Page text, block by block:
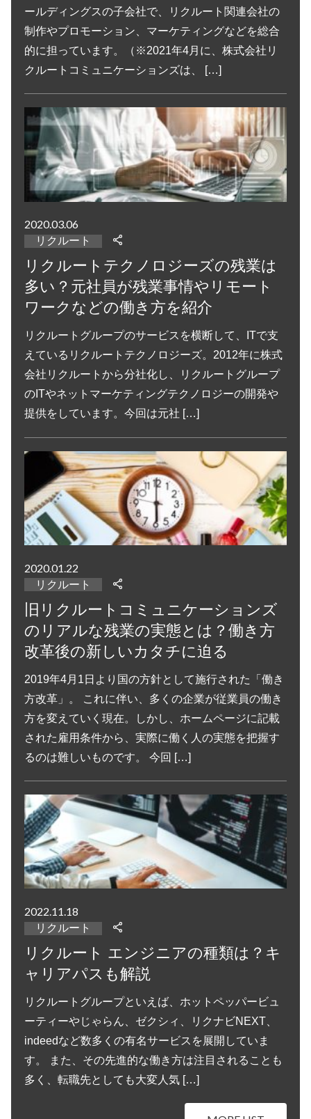
ールディングスの子会社で、リクルート関連会社の
制作やプロモーション、マーケティングなどを総合
的に担っています。（※2021年4月に、株式会社リ
クルートコミュニケーションズは、 […]
2020.03.06
リクルート
リクルートテクノロジーズの残業は
多い？元社員が残業事情やリモート
ワークなどの働き方を紹介
リクルートグループのサービスを横断して、ITで支
えているリクルートテクノロジーズ。2012年に株式
会社リクルートから分社化し、リクルートグループ
のITやネットマーケティングテクノロジーの開発や
提供をしています。今回は元社 […]
2020.01.22
リクルート
旧リクルートコミュニケーションズ
のリアルな残業の実態とは？働き方
改革後の新しいカタチに迫る
2019年4月1日より国の方針として施行された「働き
方改革」。 これに伴い、多くの企業が従業員の働き
方を変えていく現在。しかし、ホームページに記載
された雇用条件から、実際に働く人の実態を把握す
るのは難しいものです。 今回 […]
2022.11.18
リクルート
リクルート エンジニアの種類は？キ
ャリアパスも解説
リクルートグループといえば、ホットペッパービュ
ーティーやじゃらん、ゼクシィ、リクナビNEXT、
indeedなど数多くの有名サービスを展開していま
す。 また、その先進的な働き方は注目されることも
多く、転職先としても大変人気 […]